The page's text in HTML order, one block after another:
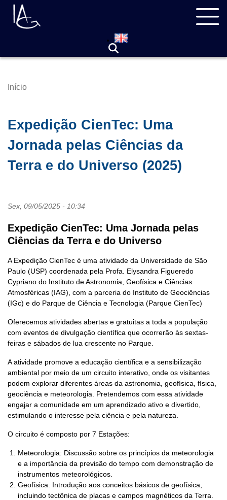
Pular
para
Trilha
Início
Expedição CienTec: Uma
Jornada pelas Ciências da
Terra e do Universo (2025)
Sex, 09/05/2025 - 10:34
Expedição CienTec: Uma Jornada pelas
Ciências da Terra e do Universo
A Expedição CienTec é uma atividade da Universidade de São
Paulo (USP) coordenada pela Profa. Elysandra Figueredo
Cypriano do Instituto de Astronomia, Geofísica e Ciências
Atmosféricas (IAG), com a parceria do Instituto de Geociências
(IGc) e do Parque de Ciência e Tecnologia (Parque CienTec)
Oferecemos atividades abertas e gratuitas a toda a população
com eventos de divulgação científica que ocorrerão às sextas-
feiras e sábados de lua crescente no Parque.
A atividade promove a educação científica e a sensibilização
ambiental por meio de um circuito interativo, onde os visitantes
podem explorar diferentes áreas da astronomia, geofísica, física,
geociência e meteorologia. Pretendemos com essa atividade
engajar a comunidade em um aprendizado ativo e divertido,
estimulando o interesse pela ciência e pela natureza.
O circuito é composto por 7 Estações:
Meteorologia: Discussão sobre os princípios da meteorologia
e a importância da previsão do tempo com demonstração de
instrumentos meteorológicos.
Geofísica: Introdução aos conceitos básicos de geofísica,
incluindo tectônica de placas e campos magnéticos da Terra.